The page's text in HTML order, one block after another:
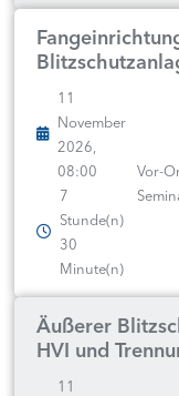
11
November
2026,
08:00
7
Stunde(n)
30
Minute(n)
Vor-
Äußerer
HVI und
11